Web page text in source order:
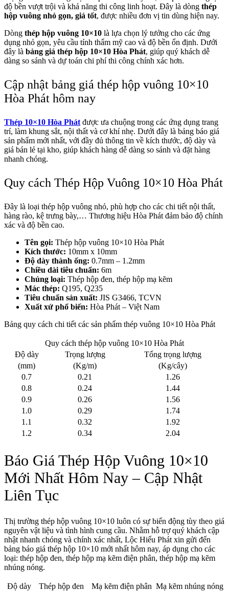
độ bền vượt trội và khả năng thi công linh hoạt. Đây là dòng thép
hộp vuông nhỏ gọn, giá tốt, được nhiều đơn vị tin dùng hiện nay.
Dòng thép hộp vuông 10×10 là lựa chọn lý tưởng cho các ứng
dụng nhỏ gọn, yêu cầu tính thẩm mỹ cao và độ bền ổn định. Dưới
đây là bảng giá thép hộp 10×10 Hòa Phát, giúp quý khách dễ
dàng so sánh và dự toán chi phí thi công chính xác hơn.
Cập nhật bảng giá thép hộp vuông 10×10
Hòa Phát hôm nay
Thép 10×10 Hòa Phát được ưa chuộng trong các ứng dụng trang
trí, làm khung sắt, nội thất và cơ khí nhẹ. Dưới đây là bảng báo giá
sản phẩm mới nhất, với đầy đủ thông tin về kích thước, độ dày và
giá bán lẻ tại kho, giúp khách hàng dễ dàng so sánh và đặt hàng
nhanh chóng.
Quy cách Thép Hộp Vuông 10×10 Hòa Phát
Đây là loại thép hộp vuông nhỏ, phù hợp cho các chi tiết nội thất,
hàng rào, kệ trưng bày,… Thương hiệu Hòa Phát đảm bảo độ chính
xác và độ bền cao.
Tên gọi: Thép hộp vuông 10×10 Hòa Phát
Kích thước: 10mm x 10mm
Độ dày thành ống: 0.7mm – 1.2mm
Chiều dài tiêu chuẩn: 6m
Chủng loại: Thép hộp đen, thép hộp mạ kẽm
Mác thép: Q195, Q235
Tiêu chuẩn sản xuất: JIS G3466, TCVN
Xuất xứ phổ biến: Hòa Phát – Việt Nam
Bảng quy cách chi tiết các sản phẩm thép vuông 10×10 Hòa Phát
Quy cách thép hộp vuông 10×10 Hòa Phát
Độ dày
Trọng lượng
Tổng trọng lượng
(mm)
(Kg/m)
(Kg/cây)
0.7
0.21
1.26
0.8
0.24
1.44
0.9
0.26
1.56
1.0
0.29
1.74
1.1
0.32
1.92
1.2
0.34 2.04
Báo Giá Thép Hộp Vuông 10×10
Mới Nhất Hôm Nay – Cập Nhật
Liên Tục
Thị trường thép hộp vuông 10×10 luôn có sự biến động tùy theo giá
nguyên vật liệu và tình hình cung cầu. Nhằm hỗ trợ quý khách cập
nhật nhanh chóng và chính xác nhất, Lộc Hiếu Phát xin gửi đến
bảng báo giá thép hộp 10×10 mới nhất hôm nay, áp dụng cho các
loại: thép hộp đen, thép hộp mạ kẽm điện phân, thép hộp mạ kẽm
nhúng nóng.
Độ dày
Thép hộp đen
Mạ kẽm điện phân Mạ kẽm nhúng nóng